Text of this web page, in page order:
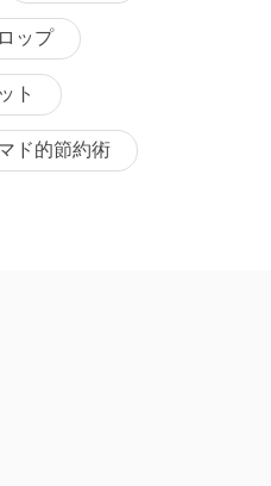
ップ
ト
ド的節約術